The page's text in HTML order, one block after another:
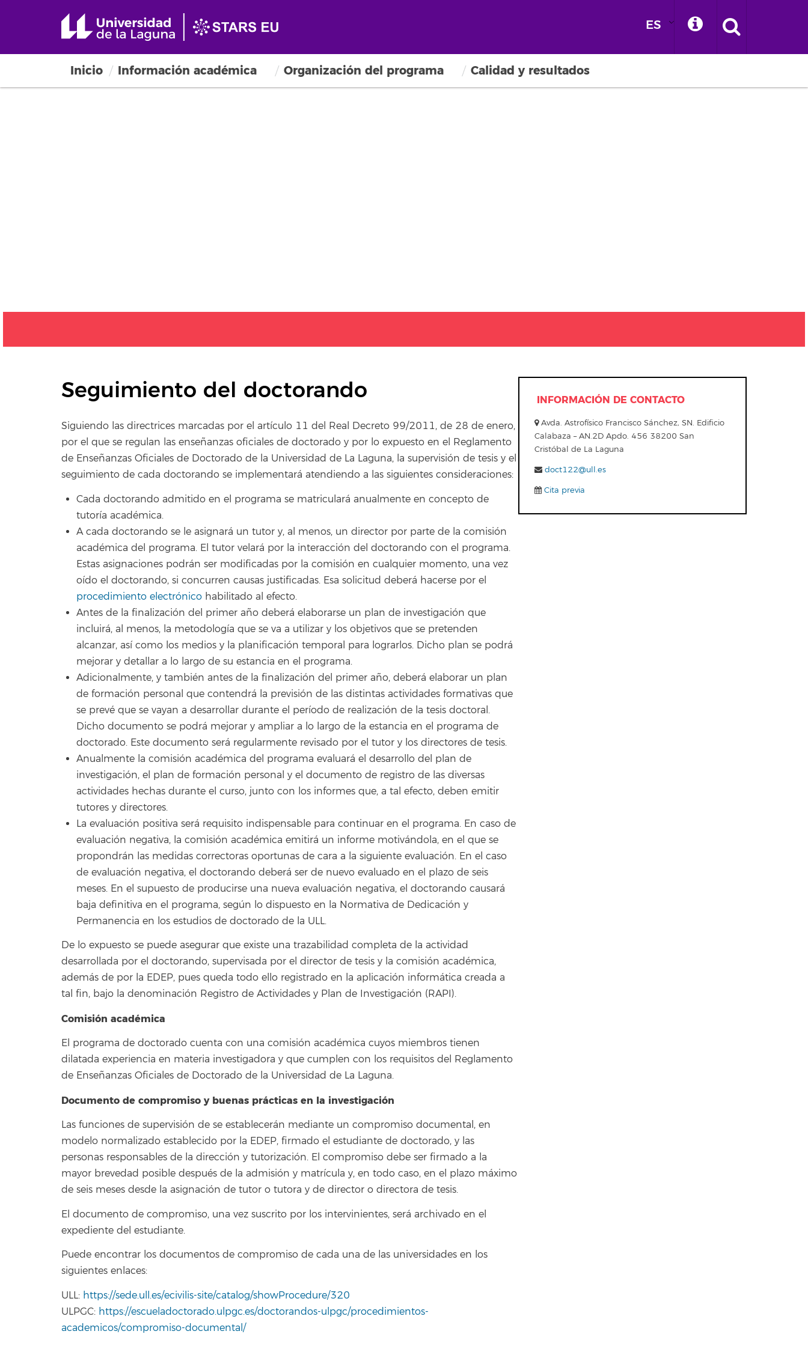
ES
Inicio Información académica Organización del programa Calidad y resultados
Seguimiento del doctorando
Siguiendo las directrices marcadas por el artículo 11 del Real Decreto 99/2011, de 28 de enero,
por el que se regulan las enseñanzas oficiales de doctorado y por lo expuesto en el Reglamento
de Enseñanzas Oficiales de Doctorado de la Universidad de La Laguna, la supervisión de tesis y el
seguimiento de cada doctorando se implementará atendiendo a las siguientes consideraciones:
Cada doctorando admitido en el programa se matriculará anualmente en concepto de
tutoría académica.
A cada doctorando se le asignará un tutor y, al menos, un director por parte de la comisión
académica del programa. El tutor velará por la interacción del doctorando con el programa.
Estas asignaciones podrán ser modificadas por la comisión en cualquier momento, una vez
oído el doctorando, si concurren causas justificadas. Esa solicitud deberá hacerse por el
procedimiento electrónico habilitado al efecto.
Antes de la finalización del primer año deberá elaborarse un plan de investigación que
incluirá, al menos, la metodología que se va a utilizar y los objetivos que se pretenden
alcanzar, así como los medios y la planificación temporal para lograrlos. Dicho plan se podrá
mejorar y detallar a lo largo de su estancia en el programa.
Adicionalmente, y también antes de la finalización del primer año, deberá elaborar un plan
de formación personal que contendrá la previsión de las distintas actividades formativas que
se prevé que se vayan a desarrollar durante el período de realización de la tesis doctoral.
Dicho documento se podrá mejorar y ampliar a lo largo de la estancia en el programa de
doctorado. Este documento será regularmente revisado por el tutor y los directores de tesis.
Anualmente la comisión académica del programa evaluará el desarrollo del plan de
investigación, el plan de formación personal y el documento de registro de las diversas
actividades hechas durante el curso, junto con los informes que, a tal efecto, deben emitir
tutores y directores.
La evaluación positiva será requisito indispensable para continuar en el programa. En caso de
evaluación negativa, la comisión académica emitirá un informe motivándola, en el que se
propondrán las medidas correctoras oportunas de cara a la siguiente evaluación. En el caso
de evaluación negativa, el doctorando deberá ser de nuevo evaluado en el plazo de seis
meses. En el supuesto de producirse una nueva evaluación negativa, el doctorando causará
baja definitiva en el programa, según lo dispuesto en la Normativa de Dedicación y
Permanencia en los estudios de doctorado de la ULL.
De lo expuesto se puede asegurar que existe una trazabilidad completa de la actividad
desarrollada por el doctorando, supervisada por el director de tesis y la comisión académica,
además de por la EDEP, pues queda todo ello registrado en la aplicación informática creada a
tal fin, bajo la denominación Registro de Actividades y Plan de Investigación (RAPI).
Comisión académica
El programa de doctorado cuenta con una comisión académica cuyos miembros tienen
dilatada experiencia en materia investigadora y que cumplen con los requisitos del Reglamento
de Enseñanzas Oficiales de Doctorado de la Universidad de La Laguna.
Documento de compromiso y buenas prácticas en la investigación
Las funciones de supervisión de se establecerán mediante un compromiso documental, en
modelo normalizado establecido por la EDEP, firmado el estudiante de doctorado, y las
personas responsables de la dirección y tutorización. El compromiso debe ser firmado a la
mayor brevedad posible después de la admisión y matrícula y, en todo caso, en el plazo máximo
de seis meses desde la asignación de tutor o tutora y de director o directora de tesis.
El documento de compromiso, una vez suscrito por los intervinientes, será archivado en el
expediente del estudiante.
Puede encontrar los documentos de compromiso de cada una de las universidades en los
siguientes enlaces:
ULL: https://sede.ull.es/ecivilis-site/catalog/showProcedure/320
ULPGC: https://escueladoctorado.ulpgc.es/doctorandos-ulpgc/procedimientos-
academicos/compromiso-documental/
INFORMACIÓN DE CONTACTO
Avda. Astrofísico Francisco Sánchez, SN. Edificio
Calabaza – AN.2D Apdo. 456 38200 San
Cristóbal de La Laguna
doct122@ull.es
Cita previa